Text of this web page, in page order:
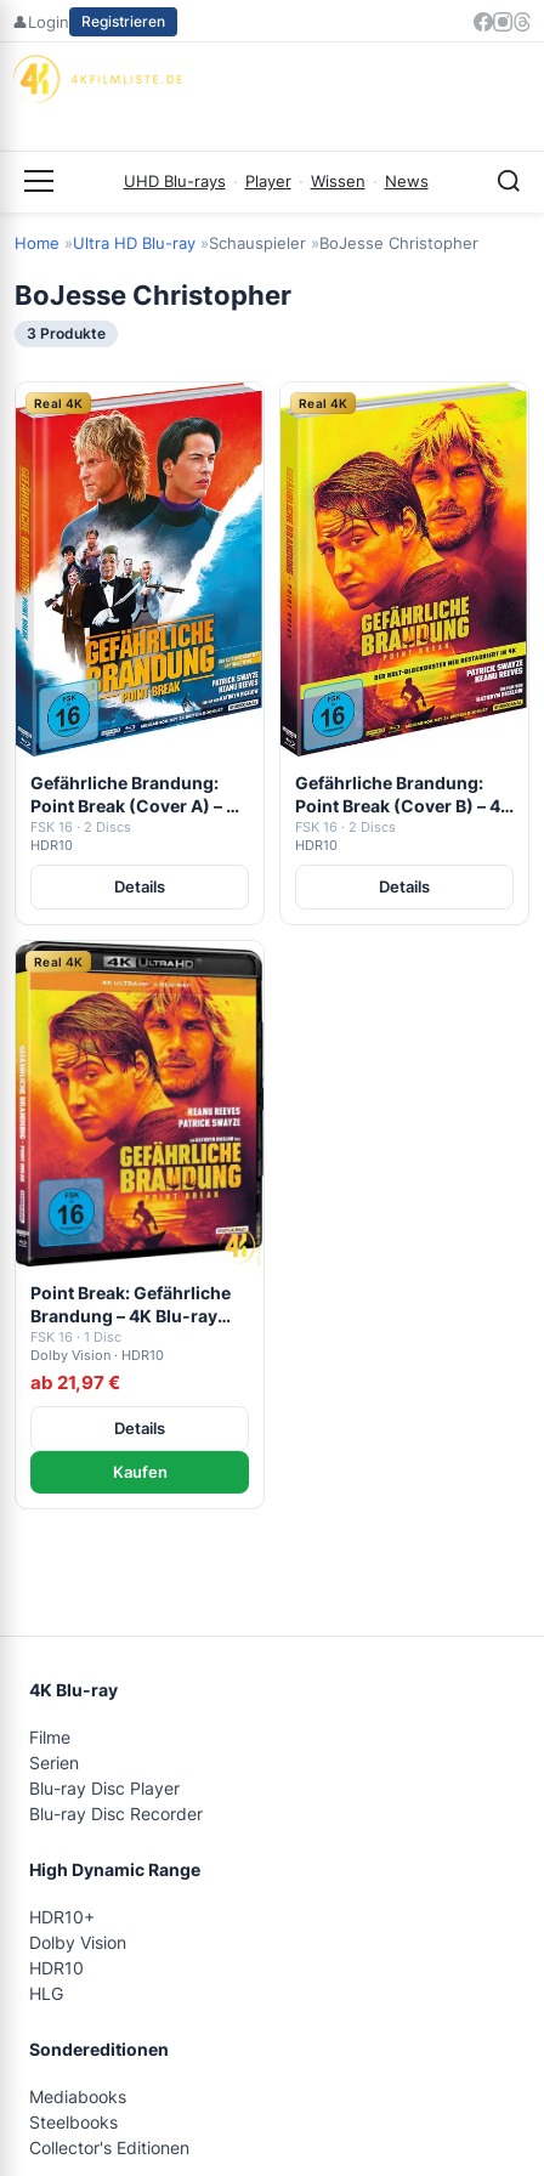
Zum
springen
👤Login Registrieren
UHD Blu-rays · Player · Wissen · News
Home Ultra HD Blu-ray Schauspieler BoJesse Christopher
BoJesse Christopher
3 Produkte
Real 4K
Gefährliche Brandung:
Point Break (Cover A) – 4K
Mediabook (UHD + Blu-
ray Disc)
FSK 16 · 2 Discs
HDR10
Details
Real 4K
Gefährliche Brandung:
Point Break (Cover B) – 4K
Mediabook (UHD + Blu-
ray Disc)
FSK 16 · 2 Discs
HDR10
Details
Real 4K
Point Break: Gefährliche
Brandung – 4K Blu-ray
(UHD + Blu-ray Disc)
FSK 16 · 1 Disc
Dolby Vision · HDR10
ab 21,97 €
Details
Kaufen
4K Blu-ray
Filme
Serien
Blu-ray Disc Player
Blu-ray Disc Recorder
High Dynamic Range
HDR10+
Dolby Vision
HDR10
HLG
Sondereditionen
Mediabooks
Steelbooks
Collector's Editionen